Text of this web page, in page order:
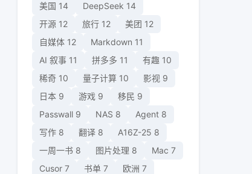
美国 14 DeepSeek 14
开源 12 旅行 12 美团 12
自媒体 12 Markdown 11
AI 叙事 11 拼多多 11 有趣 10
稀奇 10 量子计算 10 影视 9
日本 9 游戏 9 移民 9
Passwall 9 NAS 8 Agent 8
写作 8 翻译 8 A16Z-25 8
一周一书 8 图片处理 8 Mac 7
Cusor 7 书单 7 欧洲 7